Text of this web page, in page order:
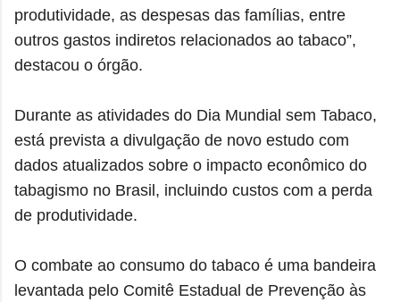
produtividade, as despesas das famílias, entre
outros gastos indiretos relacionados ao tabaco”,
destacou o órgão.
Durante as atividades do Dia Mundial sem Tabaco,
está prevista a divulgação de novo estudo com
dados atualizados sobre o impacto econômico do
tabagismo no Brasil, incluindo custos com a perda
de produtividade.
O combate ao consumo do tabaco é uma bandeira
levantada pelo Comitê Estadual de Prevenção às